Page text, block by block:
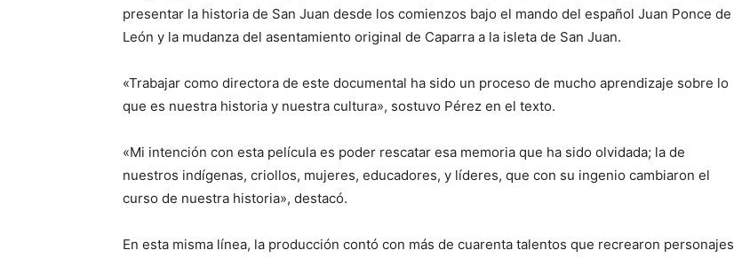
presentar la historia de San Juan desde los comienzos bajo el mando del español Juan Ponce de
León y la mudanza del asentamiento original de Caparra a la isleta de San Juan.
«Trabajar como directora de este documental ha sido un proceso de mucho aprendizaje sobre lo
que es nuestra historia y nuestra cultura», sostuvo Pérez en el texto.
«Mi intención con esta película es poder rescatar esa memoria que ha sido olvidada; la de
nuestros indígenas, criollos, mujeres, educadores, y líderes, que con su ingenio cambiaron el
curso de nuestra historia», destacó.
En esta misma línea, la producción contó con más de cuarenta talentos que recrearon personajes